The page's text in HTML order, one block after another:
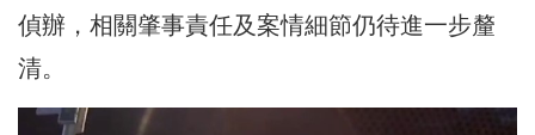
偵辦，相關肇事責任及案情細節仍待進一步釐
清。